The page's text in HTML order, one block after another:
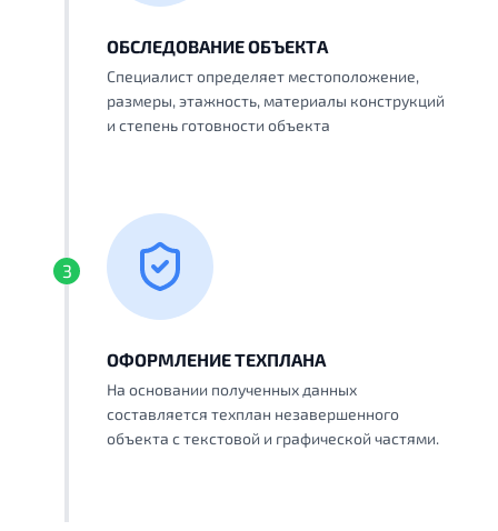
ОБСЛЕДОВАНИЕ ОБЪЕКТА
Специалист определяет местоположение,
размеры, этажность, материалы конструкций
и степень готовности объекта
3
ОФОРМЛЕНИЕ ТЕХПЛАНА
На основании полученных данных
составляется техплан незавершенного
объекта с текстовой и графической частями.